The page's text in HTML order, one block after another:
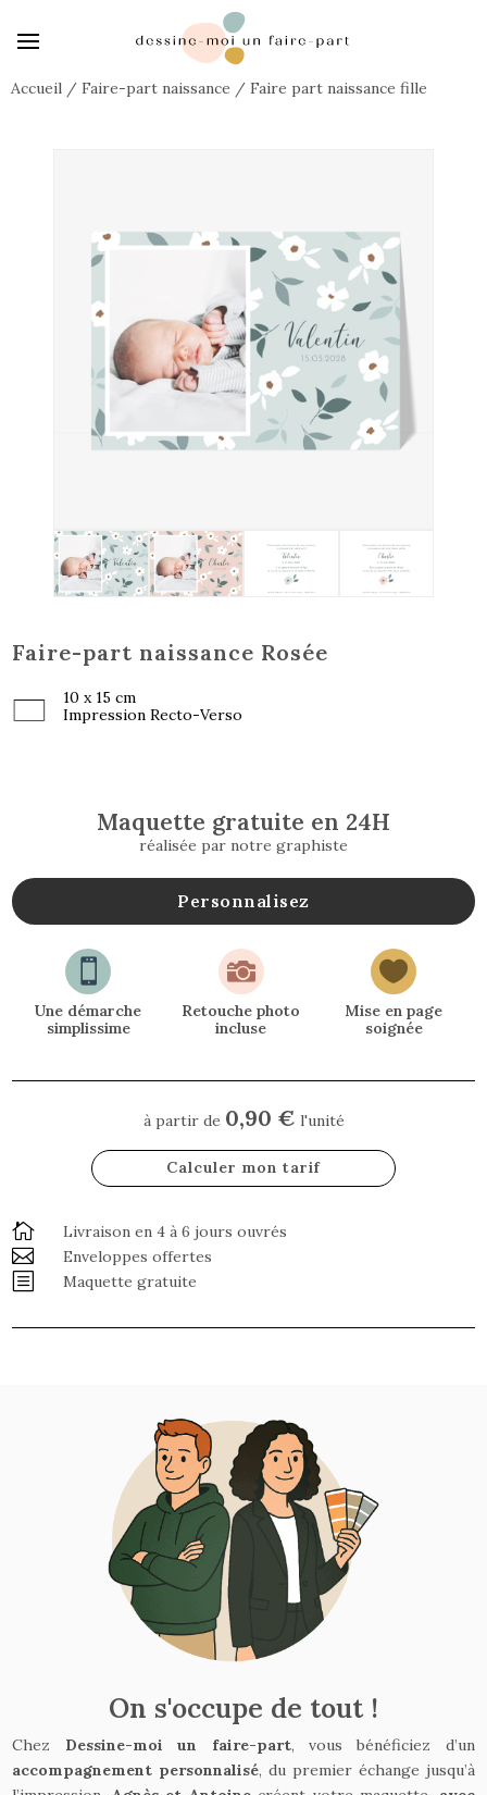
Accueil / Faire-part naissance / Faire part naissance fille
Faire-part naissance Rosée
10 x 15 cm
Impression Recto-Verso
Maquette gratuite en 24H
réalisée par notre graphiste
Personnalisez

Une démarche
simplissime

Retouche photo
incluse

Mise en page
soignée
à partir de 0,90 € l'unité
Calculer mon tarif
 Livraison en 4 à 6 jours ouvrés
 Enveloppes offertes
b Maquette gratuite
On s'occupe de tout !
Chez Dessine-moi un faire-part, vous bénéficiez d’un
accompagnement personnalisé, du premier échange jusqu’à